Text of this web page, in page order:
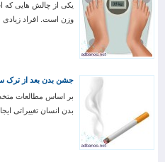
یکی از چالش هایی که
وزن است. افراد زیادی
جشن بدن بعد از ترک
بر اساس مطالعات
بدن انسان تغییراتی